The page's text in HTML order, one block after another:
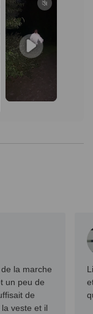
la marche
un peu de
de
veste et il